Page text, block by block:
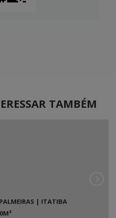
TAMBÉM
| ITATIBA